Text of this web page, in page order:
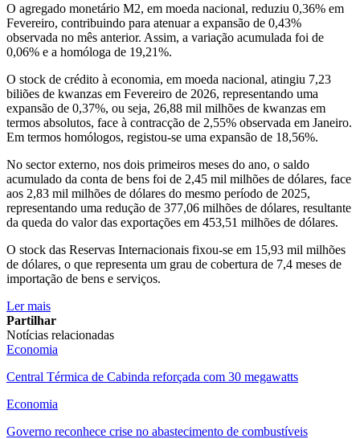
O agregado monetário M2, em moeda nacional, reduziu 0,36% em
Fevereiro, contribuindo para atenuar a expansão de 0,43%
observada no mês anterior. Assim, a variação acumulada foi de
0,06% e a homóloga de 19,21%.
O stock de crédito à economia, em moeda nacional, atingiu 7,23
biliões de kwanzas em Fevereiro de 2026, representando uma
expansão de 0,37%, ou seja, 26,88 mil milhões de kwanzas em
termos absolutos, face à contracção de 2,55% observada em Janeiro.
Em termos homólogos, registou-se uma expansão de 18,56%.
No sector externo, nos dois primeiros meses do ano, o saldo
acumulado da conta de bens foi de 2,45 mil milhões de dólares, face
aos 2,83 mil milhões de dólares do mesmo período de 2025,
representando uma redução de 377,06 milhões de dólares, resultante
da queda do valor das exportações em 453,51 milhões de dólares.
O stock das Reservas Internacionais fixou-se em 15,93 mil milhões
de dólares, o que representa um grau de cobertura de 7,4 meses de
importação de bens e serviços.​
Ler mais
Partilhar
Notícias relacionadas
Economia
Central Térmica de Cabinda reforçada com 30 megawatts
Economia
Governo reconhece crise no abastecimento de combustíveis